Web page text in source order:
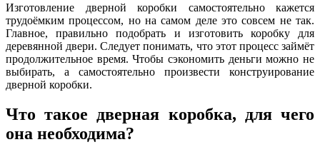
Изготовление дверной коробки самостоятельно кажется
трудоёмким процессом, но на самом деле это совсем не так.
Главное, правильно подобрать и изготовить коробку для
деревянной двери. Следует понимать, что этот процесс займёт
продолжительное время. Чтобы сэкономить деньги можно не
выбирать, а самостоятельно произвести конструирование
дверной коробки.
Что такое дверная коробка, для чего
она необходима?